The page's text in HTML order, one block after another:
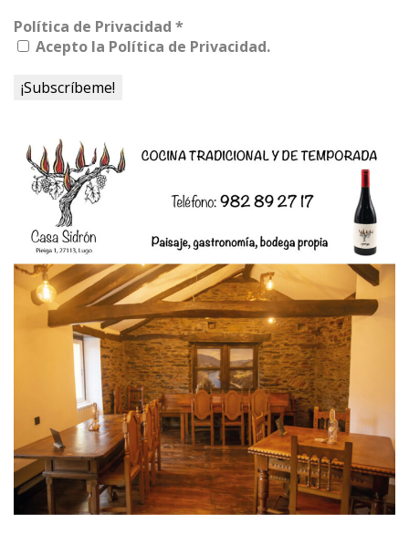
Política de Privacidad *
Acepto la Política de Privacidad.